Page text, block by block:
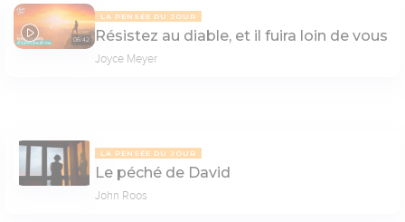
06:42
LA PENSÉE DU JOUR
Résistez au diable, et il fuira loin de vous
Joyce Meyer
LA PENSÉE DU JOUR
Le péché de David
John Roos